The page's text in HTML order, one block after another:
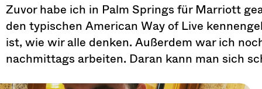
Zuvor habe ich in Palm Springs für Marriott
den typischen American Way of Live
ist, wie wir alle denken. Außerdem war ich
nachmittags arbeiten. Daran kann man sich